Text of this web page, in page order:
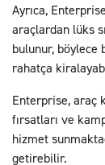
Ayrıca,
araçlardan lüks
bulunur, böylece
rahatça
Enterprise, araç
fırsatları ve
hizmet
getirebilir.